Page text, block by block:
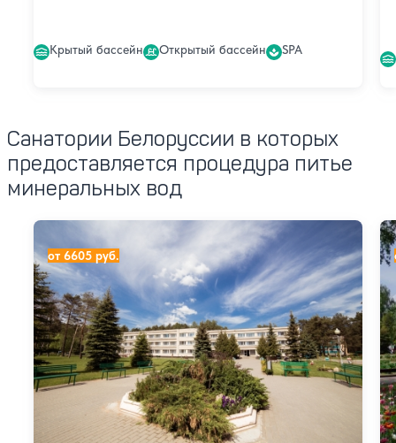
Крытый бассейн Открытый бассейн SPA
Санатории Белоруссии в которых
предоставляется процедура питье
минеральных вод
Санаторий Журавушка
от 6605 руб.